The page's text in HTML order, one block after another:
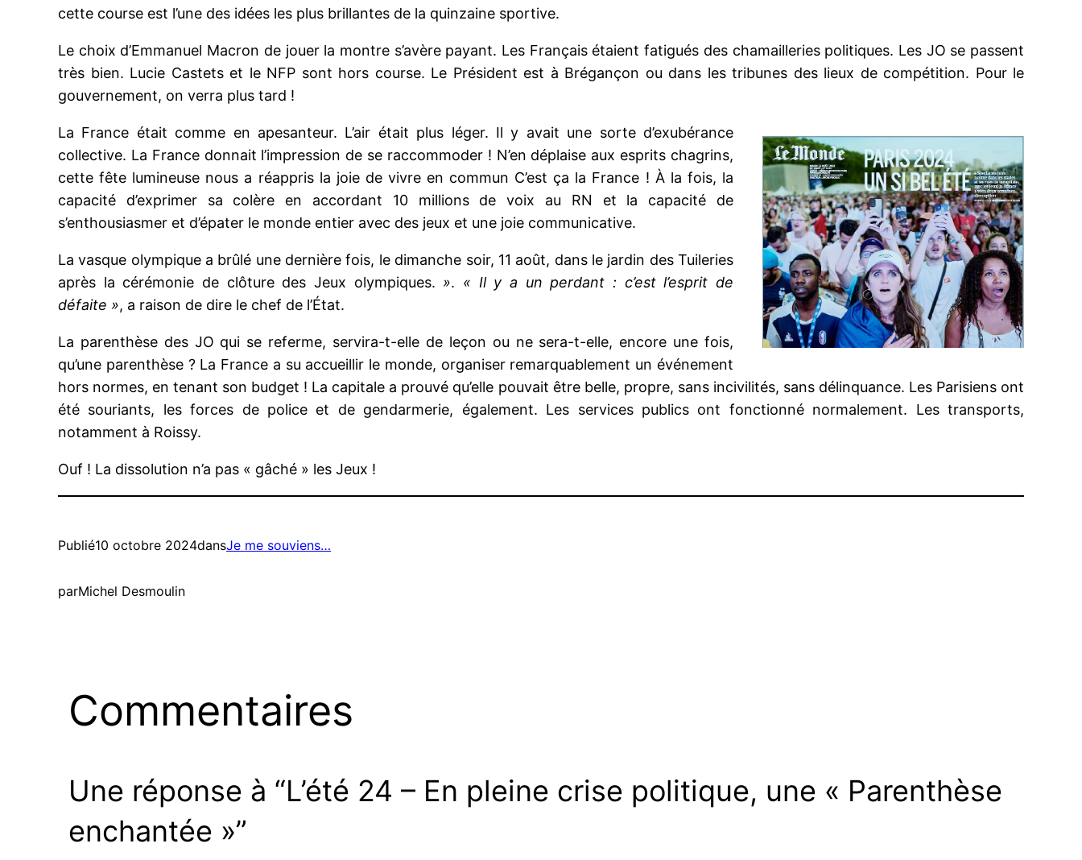
cette course est l’une des idées les plus brillantes de la quinzaine sportive.
Le choix d’Emmanuel Macron de jouer la montre s’avère payant. Les Français étaient fatigués des chamailleries politiques. Les JO se passent
très bien. Lucie Castets et le NFP sont hors course. Le Président est à Brégançon ou dans les tribunes des lieux de compétition. Pour le
gouvernement, on verra plus tard !
La France était comme en apesanteur. L’air était plus léger. Il y avait une sorte d’exubérance
collective. La France donnait l’impression de se raccommoder ! N’en déplaise aux esprits chagrins,
cette fête lumineuse nous a réappris la joie de vivre en commun C’est ça la France ! À la fois, la
capacité d’exprimer sa colère en accordant 10 millions de voix au RN et la capacité de
s’enthousiasmer et d’épater le monde entier avec des jeux et une joie communicative.
La vasque olympique a brûlé une dernière fois, le dimanche soir, 11 août, dans le jardin des Tuileries
après la cérémonie de clôture des Jeux olympiques.». « Il y a un perdant : c’est l’esprit de
défaite », a raison de dire le chef de l’État.
La parenthèse des JO qui se referme, servira-t-elle de leçon ou ne sera-t-elle, encore une fois,
qu’une parenthèse ? La France a su accueillir le monde, organiser remarquablement un événement
hors normes, en tenant son budget ! La capitale a prouvé qu’elle pouvait être belle, propre, sans incivilités, sans délinquance. Les Parisiens ont
été souriants, les forces de police et de gendarmerie, également. Les services publics ont fonctionné normalement. Les transports,
notamment à Roissy.
Ouf ! La dissolution n’a pas « gâché » les Jeux !
Publié10 octobre 2024dansJe me souviens…
parMichel Desmoulin
Commentaires
Une réponse à “L’été 24 – En pleine crise politique, une « Parenthèse
enchantée »”